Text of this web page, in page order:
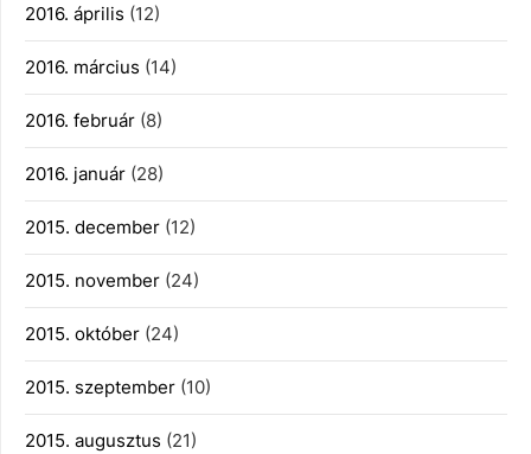
2016. április (12)
2016. március (14)
2016. február (8)
2016. január (28)
2015. december (12)
2015. november (24)
2015. október (24)
2015. szeptember (10)
2015. augusztus (21)